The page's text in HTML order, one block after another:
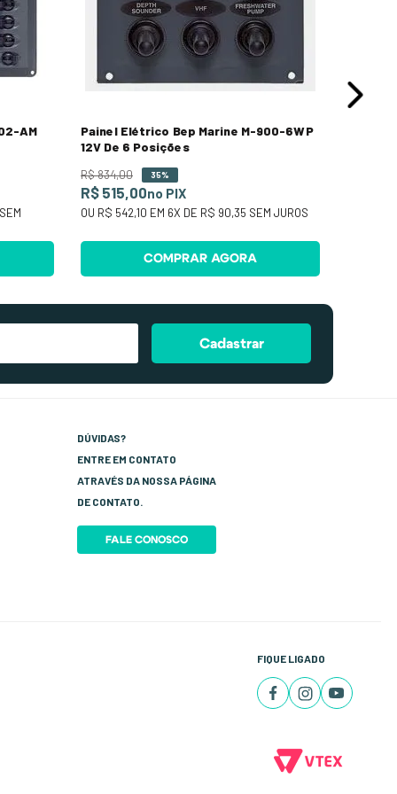
AM
SEM
Painel Elétrico Bep Marine M-900-6WP
12V De 6 Posições
R$834,00 35%
R$ 515,00no PIX
OU R$ 542,10 EM 6X DE R$ 90,35 SEM JUROS
COMPRAR AGORA
Cadastrar
DÚVIDAS?
ENTRE EM CONTATO
ATRAVÉS DA NOSSA PÁGINA
DE CONTATO.
FALE CONOSCO
FIQUE LIGADO